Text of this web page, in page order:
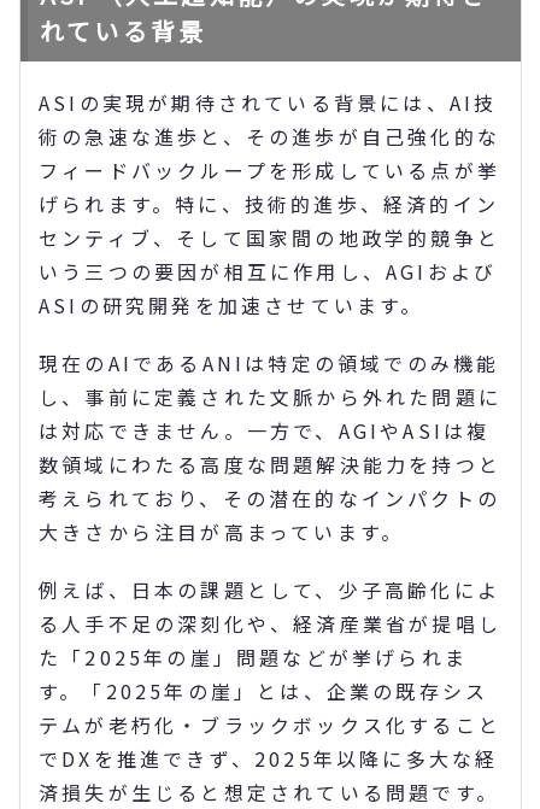
れている背景
ASIの実現が期待されている背景には、AI技
術の急速な進歩と、その進歩が自己強化的な
フィードバックループを形成している点が挙
げられます。特に、技術的進歩、経済的イン
センティブ、そして国家間の地政学的競争と
いう三つの要因が相互に作用し、AGIおよび
ASIの研究開発を加速させています。
現在のAIであるANIは特定の領域でのみ機能
し、事前に定義された文脈から外れた問題に
は対応できません。一方で、AGIやASIは複
数領域にわたる高度な問題解決能力を持つと
考えられており、その潜在的なインパクトの
大きさから注目が高まっています。
例えば、日本の課題として、少子高齢化によ
る人手不足の深刻化や、経済産業省が提唱し
た「2025年の崖」問題などが挙げられま
す。「2025年の崖」とは、企業の既存シス
テムが老朽化・ブラックボックス化すること
でDXを推進できず、2025年以降に多大な経
済損失が生じると想定されている問題です。